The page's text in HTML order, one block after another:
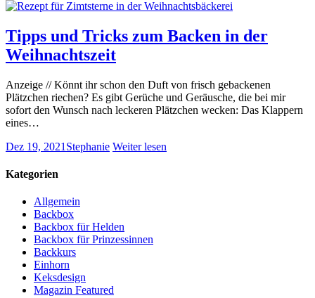
Tipps und Tricks zum Backen in der
Weihnachtszeit
Anzeige // Könnt ihr schon den Duft von frisch gebackenen
Plätzchen riechen? Es gibt Gerüche und Geräusche, die bei mir
sofort den Wunsch nach leckeren Plätzchen wecken: Das Klappern
eines…
Dez 19, 2021 Stephanie Weiter lesen
Kategorien
Allgemein
Backbox
Backbox für Helden
Backbox für Prinzessinnen
Backkurs
Einhorn
Keksdesign
Magazin Featured